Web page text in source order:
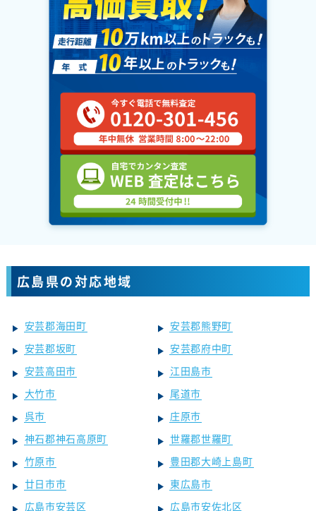
広島県の対応地域
安芸郡海田町
安芸郡熊野町
安芸郡坂町
安芸郡府中町
安芸高田市
江田島市
大竹市
尾道市
呉市
庄原市
神石郡神石高原町
世羅郡世羅町
竹原市
豊田郡大崎上島町
廿日市市
東広島市
広島市安芸区
広島市安佐北区